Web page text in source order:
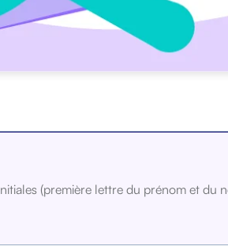
(première lettre du prénom et du